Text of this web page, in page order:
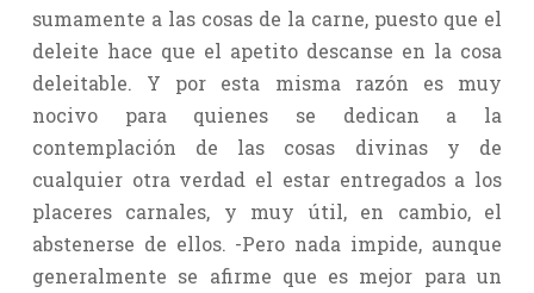
sumamente a las cosas de la carne, puesto que el
deleite hace que el apetito descanse en la cosa
deleitable. Y por esta misma razón es muy
nocivo para quienes se dedican a la
contemplación de las cosas divinas y de
cualquier otra verdad el estar entregados a los
placeres carnales, y muy útil, en cambio, el
abstenerse de ellos. -Pero nada impide, aunque
generalmente se afirme que es mejor para un